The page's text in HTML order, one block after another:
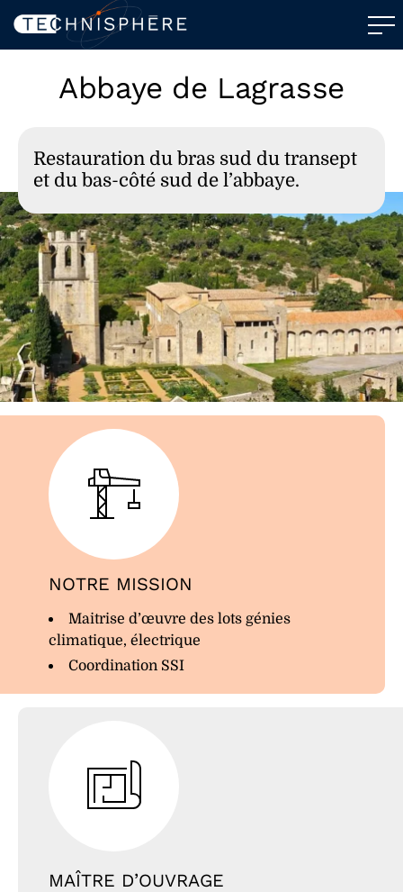
Abbaye de Lagrasse
Restauration du bras sud du transept
et du bas-côté sud de l’abbaye.
NOTRE MISSION
Maitrise d’œuvre des lots génies
climatique, électrique
Coordination SSI
MAÎTRE D’OUVRAGE